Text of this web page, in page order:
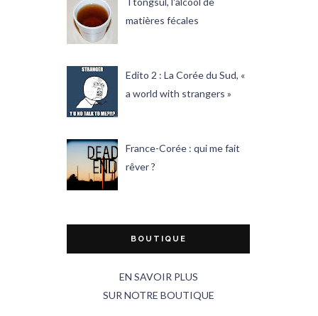
matières fécales
Edito 2 : La Corée du Sud, «
a world with strangers »
France-Corée : qui me fait
rêver ?
BOUTIQUE
EN SAVOIR PLUS
SUR NOTRE BOUTIQUE